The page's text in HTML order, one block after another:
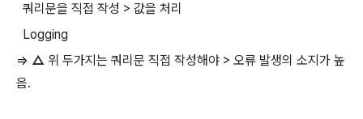
쿼리문을 직접 작성 > 값을 처리
Logging
=> △ 위 두가지는 쿼리문 직접 작성해야 > 오류 발생의 소지가 높
음.